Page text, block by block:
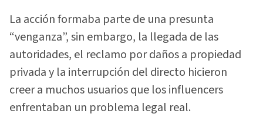
La acción formaba parte de una presunta
“venganza”, sin embargo, la llegada de las
autoridades, el reclamo por daños a propiedad
privada y la interrupción del directo hicieron
creer a muchos usuarios que los influencers
enfrentaban un problema legal real.